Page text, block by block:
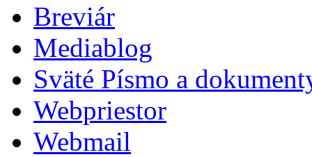
Breviár
Mediablog
Sväté Písmo a
Webpriestor
Webmail